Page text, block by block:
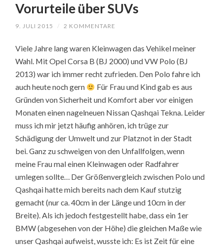
Vorurteile über SUVs
9. JULI 2015 / 2 KOMMENTARE
Viele Jahre lang waren Kleinwagen das Vehikel meiner
Wahl. Mit Opel Corsa B (BJ 2000) und VW Polo (BJ
2013) war ich immer recht zufrieden. Den Polo fahre ich
auch heute noch gern
Für Frau und Kind gab es aus
Gründen von Sicherheit und Komfort aber vor einigen
Monaten einen nagelneuen Nissan Qashqai Tekna. Leider
muss ich mir jetzt häufig anhören, ich trüge zur
Schädigung der Umwelt und zur Platznot in der Stadt
bei. Ganz zu schweigen von den Unfallfolgen, wenn
meine Frau mal einen Kleinwagen oder Radfahrer
umlegen sollte… Der Größenvergleich zwischen Polo und
Qashqai hatte mich bereits nach dem Kauf stutzig
gemacht (nur ca. 40cm in der Länge und 10cm in der
Breite). Als ich jedoch festgestellt habe, dass ein 1er
BMW (abgesehen von der Höhe) die gleichen Maße wie
unser Qashqai aufweist, wusste ich: Es ist Zeit für eine